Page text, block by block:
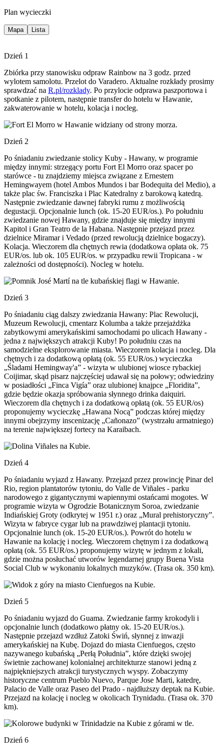
Plan wycieczki
Mapa Lista
Dzień 1
Zbiórka przy stanowisku odpraw Rainbow na 3 godz. przed
wylotem samolotu. Przelot do Varadero. Aktualne rozkłady prosimy
sprawdzać na R.pl/rozklady. Po przylocie odprawa paszportowa i
spotkanie z pilotem, następnie transfer do hotelu w Hawanie,
zakwaterowanie w hotelu, kolacja i nocleg.
Dzień 2
Po śniadaniu zwiedzanie stolicy Kuby - Hawany, w programie
między innymi: strzegący portu Fort El Morro oraz spacer po
starówce - tu znajdziemy miejsca związane z Ernestem
Hemingwayem (hotel Ambos Mundos i bar Bodequita del Medio), a
także plac św. Franciszka i Plac Katedralny z barokową katedrą.
Następnie zwiedzanie dawnej fabryki rumu z możliwością
degustacji. Opcjonalnie lunch (ok. 15-20 EUR/os.). Po południu
zwiedzanie nowej Hawany, gdzie znajduje się między innymi
Kapitol i Gran Teatro de la Habana. Następnie przejazd przez
dzielnice Miramar i Vedado (przed rewolucją dzielnice bogaczy).
Kolacja. Wieczorem dla chętnych rewia (dodatkowa opłata ok. 75
EUR/os. lub ok. 105 EUR/os. w przypadku rewii Tropicana - w
zależności od dostępności). Nocleg w hotelu.
Dzień 3
Po śniadaniu ciąg dalszy zwiedzania Hawany: Plac Rewolucji,
Muzeum Rewolucji, cmentarz Kolumba a także przejażdżka
zabytkowymi amerykańskimi samochodami po ulicach Hawany -
jedna z największych atrakcji Kuby! Po południu czas na
samodzielne eksplorowanie miasta. Wieczorem kolacja i nocleg. Dla
chętnych i za dodatkową opłatą (ok. 55 EUR/os.) wycieczka
„Śladami Hemingway'a” - wizyta w ulubionej wiosce rybackiej
Coijimar, skąd pisarz najczęściej udawał się na połowy; odwiedziny
w posiadłości „Finca Vigía” oraz ulubionej knajpce „Floridita”,
gdzie będzie okazja spróbowania słynnego drinka daiquiri.
Wieczorem dla chętnych i za dodatkową opłatą (ok. 55 EUR/os)
proponujemy wycieczkę „Hawana Nocą” podczas której między
innymi obejrzymy inscenizację „Cañonazo” (wystrzału armatniego)
na terenie największej fortecy na Karaibach.
Dzień 4
Po śniadaniu wyjazd z Hawany. Przejazd przez prowincję Pinar del
Rio, region plantatorów tytoniu, do Valle de Viñales - parku
narodowego z gigantycznymi wapiennymi ostańcami mogotes. W
programie wizyta w Ogrodzie Botanicznym Soroa, zwiedzanie
Indiańskiej Groty (odkrytej w 1951 r.) oraz „Mural prehistoryczny”.
Wizyta w fabryce cygar lub na prawdziwej plantacji tytoniu.
Opcjonalnie lunch (ok. 15-20 EUR/os.). Powrót do hotelu w
Hawanie na kolację i nocleg. Wieczorem chętnym i za dodatkową
opłatą (ok. 55 EUR/os.) proponujemy wizytę w jednym z lokali,
gdzie można posłuchać utworów legendarnej grupy Buena Vista
Social Club w wykonaniu lokalnych muzyków. (Trasa ok. 350 km).
Dzień 5
Po śniadaniu wyjazd do Guama. Zwiedzanie farmy krokodyli i
opcjonalnie lunch (dodatkowo płatny ok. 15-20 EUR/os.).
Następnie przejazd wzdłuż Zatoki Świń, słynnej z inwazji
amerykańskiej na Kubę. Dojazd do miasta Cienfuegos, często
nazywanego kubańską „Perłą Południa”, które dzięki swojej
świetnie zachowanej kolonialnej architekturze stanowi jedną z
najpiękniejszych atrakcji turystycznych wyspy. Zobaczymy
historyczne centrum Pueblo Nuevo, Parque Jose Marti, katedrę,
Palacio de Valle oraz Paseo del Prado - najdłuższy deptak na Kubie.
Przejazd na kolację i nocleg w okolicach Trynidadu. (Trasa ok. 370
km).
Dzień 6